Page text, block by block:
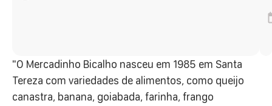
"O Mercadinho Bicalho nasceu em 1985 em Santa
Tereza com variedades de alimentos, como queijo
canastra, banana, goiabada, farinha, frango